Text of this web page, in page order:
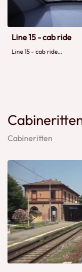
Line 15 - cab ride
Line 15 - cab ride...
Cabineritten